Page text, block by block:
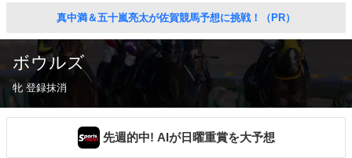
真中満＆五十嵐亮太が佐賀競馬予想に挑戦！（PR）
ボウルズ
牝 登録抹消
先週的中! AIが日曜重賞を大予想